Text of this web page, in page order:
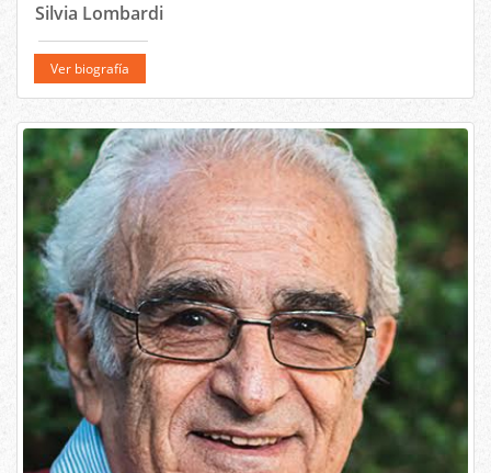
Silvia Lombardi
Ver biografía